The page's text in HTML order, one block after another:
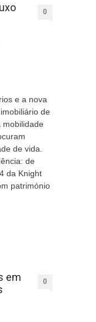
0
e a nova
de
mobilidade
de vida.
de
da Knight
património
em
0